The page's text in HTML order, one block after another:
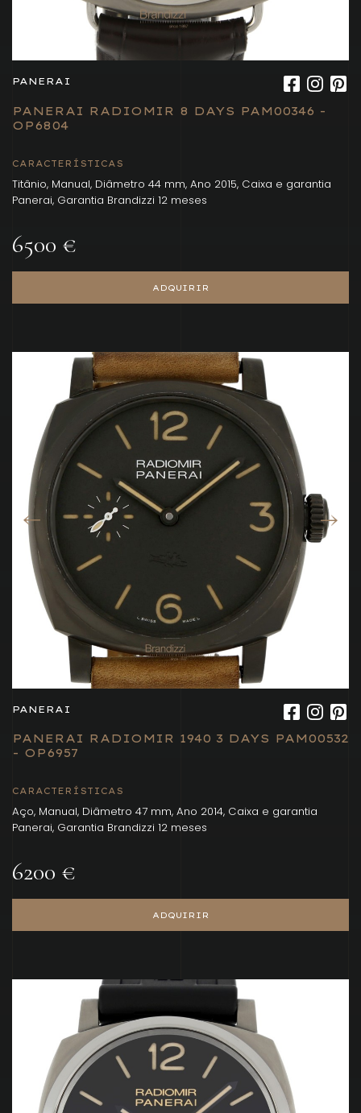
PANERAI
PANERAI RADIOMIR 8 DAYS PAM00346 -
OP6804
CARACTERÍSTICAS
Titânio, Manual, Diâmetro 44 mm, Ano 2015, Caixa e garantia
Panerai, Garantia Brandizzi 12 meses
6500 €
ADQUIRIR
PANERAI
PANERAI RADIOMIR 1940 3 DAYS PAM00532
- OP6957
CARACTERÍSTICAS
Aço, Manual, Diâmetro 47 mm, Ano 2014, Caixa e garantia
Panerai, Garantia Brandizzi 12 meses
6200 €
ADQUIRIR